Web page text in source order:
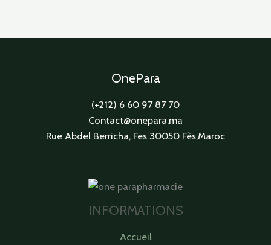
OnePara
(+212) 6 60 97 87 70
Contact@onepara.ma
Rue Abdel Berricha, Fes 30050 Fès,Maroc
INFORMATIONS
Accueil